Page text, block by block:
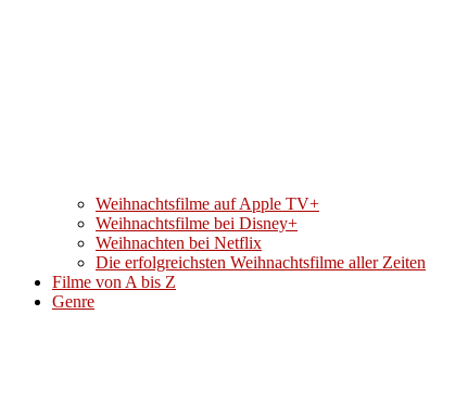
Weihnachtsfilme auf Apple TV+
Weihnachtsfilme bei Disney+
Weihnachten bei Netflix
Die erfolgreichsten Weihnachtsfilme aller Zeiten
Filme von A bis Z
Genre